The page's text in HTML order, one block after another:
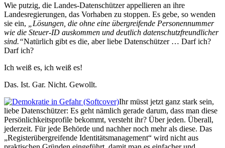
Wie putzig, die Landes-Datenschützer appellieren an ihre
Landesregierungen, das Vorhaben zu stoppen. Es gebe, so wenden
sie ein,
„Lösungen, die ohne eine übergreifende Personennummer
wie die Steuer-ID auskommen und deutlich datenschutzfreundlicher
sind.“Natürlich gibt es die, aber liebe Datenschützer … Darf ich?
Darf ich?
Ich weiß es, ich weiß es!
Das. Ist. Gar. Nicht. Gewollt.
Ihr müsst jetzt ganz stark sein,
liebe Datenschützer: Es geht nämlich gerade darum, dass man diese
Persönlichkeitsprofile bekommt, versteht ihr? Über jeden. Überall,
jederzeit. Für jede Behörde und nachher noch mehr als diese. Das
„Registerübergreifende Identitätsmanagement“ wird nicht aus